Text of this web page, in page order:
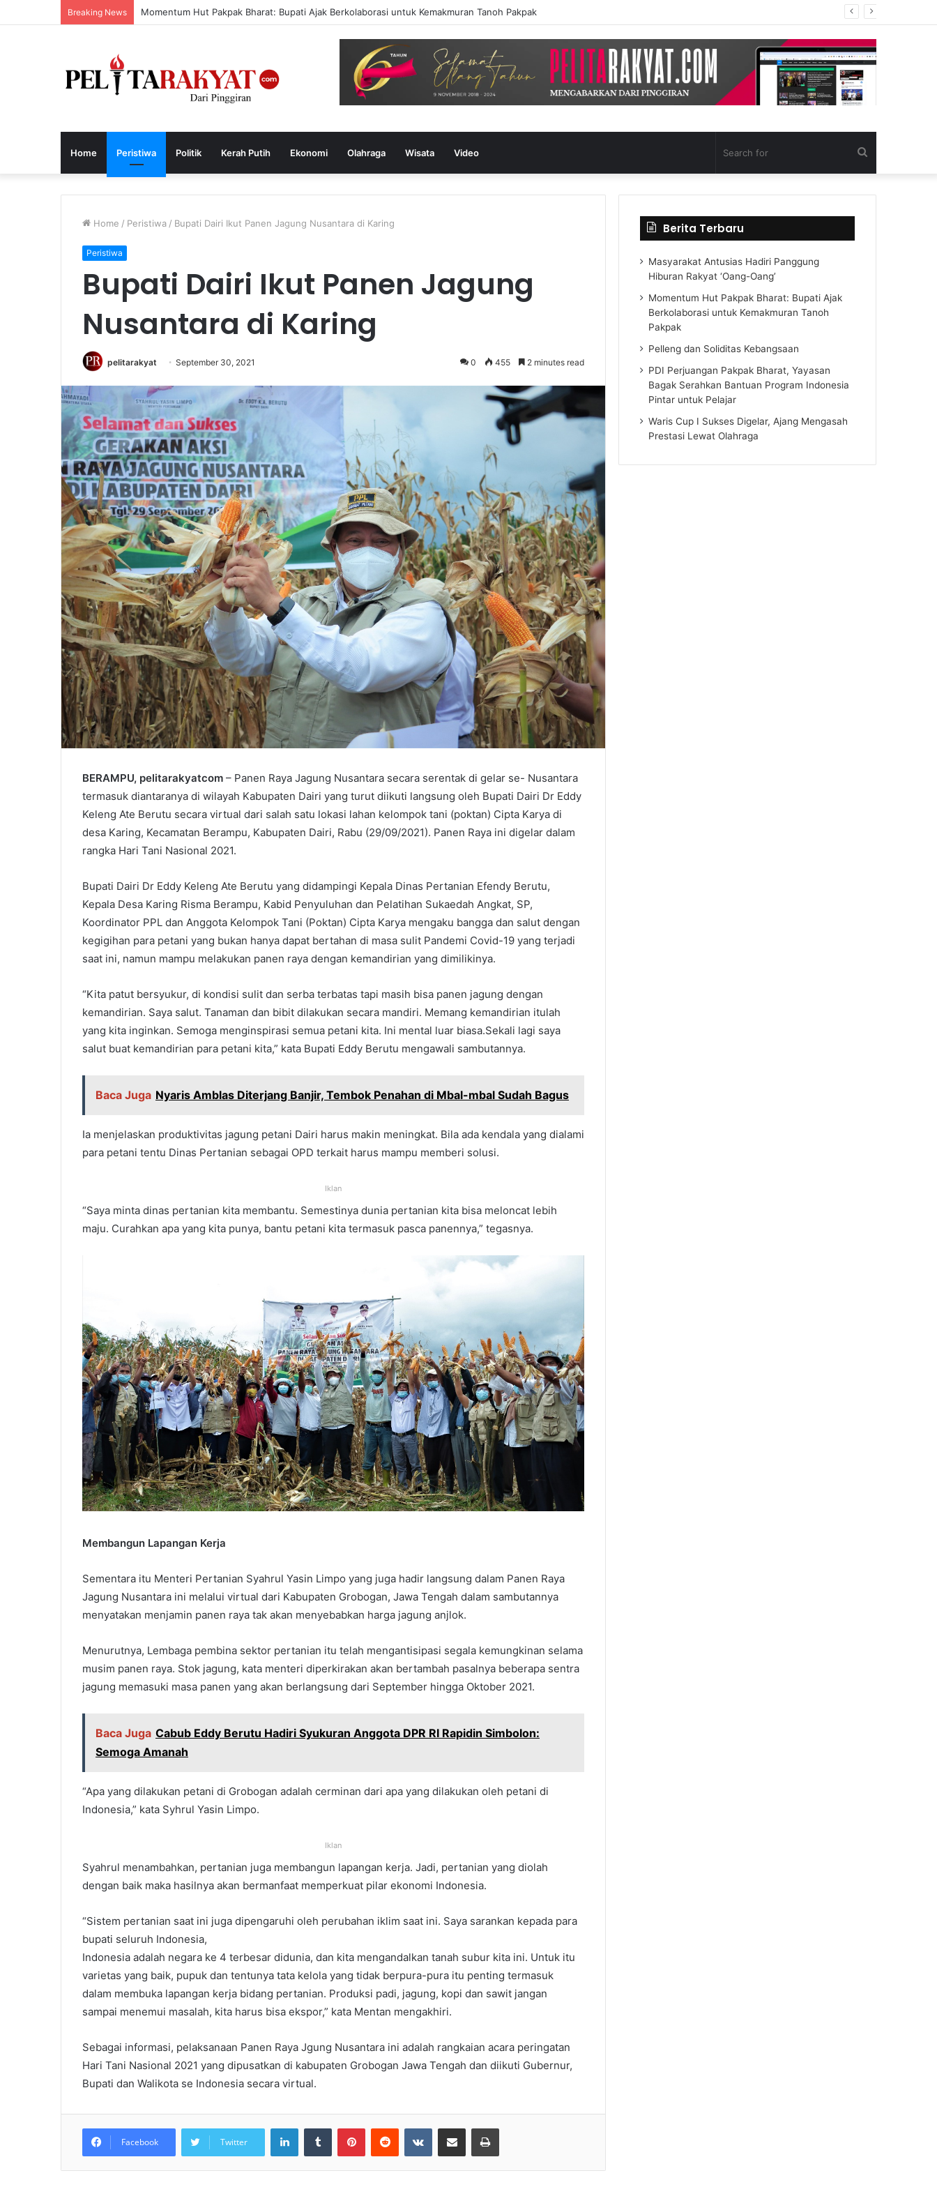
Breaking News Pelleng dan Soliditas Kebangsaan
Home Peristiwa Politik Kerah Putih Ekonomi Olahraga Wisata Video
for
Home / Peristiwa / Bupati Dairi Ikut Panen Jagung Nusantara di Karing
Peristiwa
Bupati Dairi Ikut Panen Jagung
Nusantara di Karing
pelitarakyat September 30, 2021 0 455 2 minutes read
BERAMPU, pelitarakyatcom – Panen Raya Jagung Nusantara secara serentak di gelar se- Nusantara
termasuk diantaranya di wilayah Kabupaten Dairi yang turut diikuti langsung oleh Bupati Dairi Dr Eddy
Keleng Ate Berutu secara virtual dari salah satu lokasi lahan kelompok tani (poktan) Cipta Karya di
desa Karing, Kecamatan Berampu, Kabupaten Dairi, Rabu (29/09/2021). Panen Raya ini digelar dalam
rangka Hari Tani Nasional 2021.
Bupati Dairi Dr Eddy Keleng Ate Berutu yang didampingi Kepala Dinas Pertanian Efendy Berutu,
Kepala Desa Karing Risma Berampu, Kabid Penyuluhan dan Pelatihan Sukaedah Angkat, SP,
Koordinator PPL dan Anggota Kelompok Tani (Poktan) Cipta Karya mengaku bangga dan salut dengan
kegigihan para petani yang bukan hanya dapat bertahan di masa sulit Pandemi Covid-19 yang terjadi
saat ini, namun mampu melakukan panen raya dengan kemandirian yang dimilikinya.
“Kita patut bersyukur, di kondisi sulit dan serba terbatas tapi masih bisa panen jagung dengan
kemandirian. Saya salut. Tanaman dan bibit dilakukan secara mandiri. Memang kemandirian itulah
yang kita inginkan. Semoga menginspirasi semua petani kita. Ini mental luar biasa.Sekali lagi saya
salut buat kemandirian para petani kita,” kata Bupati Eddy Berutu mengawali sambutannya.
Baca Juga Nyaris Amblas Diterjang Banjir, Tembok Penahan di Mbal-mbal Sudah Bagus
Ia menjelaskan produktivitas jagung petani Dairi harus makin meningkat. Bila ada kendala yang dialami
para petani tentu Dinas Pertanian sebagai OPD terkait harus mampu memberi solusi.
Iklan
“Saya minta dinas pertanian kita membantu. Semestinya dunia pertanian kita bisa meloncat lebih
maju. Curahkan apa yang kita punya, bantu petani kita termasuk pasca panennya,” tegasnya.
Membangun Lapangan Kerja
Sementara itu Menteri Pertanian Syahrul Yasin Limpo yang juga hadir langsung dalam Panen Raya
Jagung Nusantara ini melalui virtual dari Kabupaten Grobogan, Jawa Tengah dalam sambutannya
menyatakan menjamin panen raya tak akan menyebabkan harga jagung anjlok.
Menurutnya, Lembaga pembina sektor pertanian itu telah mengantisipasi segala kemungkinan selama
musim panen raya. Stok jagung, kata menteri diperkirakan akan bertambah pasalnya beberapa sentra
jagung memasuki masa panen yang akan berlangsung dari September hingga Oktober 2021.
Baca Juga Cabub Eddy Berutu Hadiri Syukuran Anggota DPR RI Rapidin Simbolon:
Semoga Amanah
“Apa yang dilakukan petani di Grobogan adalah cerminan dari apa yang dilakukan oleh petani di
Indonesia,” kata Syhrul Yasin Limpo.
Iklan
Syahrul menambahkan, pertanian juga membangun lapangan kerja. Jadi, pertanian yang diolah
dengan baik maka hasilnya akan bermanfaat memperkuat pilar ekonomi Indonesia.
“Sistem pertanian saat ini juga dipengaruhi oleh perubahan iklim saat ini. Saya sarankan kepada para
bupati seluruh Indonesia,
Indonesia adalah negara ke 4 terbesar didunia, dan kita mengandalkan tanah subur kita ini. Untuk itu
varietas yang baik, pupuk dan tentunya tata kelola yang tidak berpura-pura itu penting termasuk
dalam membuka lapangan kerja bidang pertanian. Produksi padi, jagung, kopi dan sawit jangan
sampai menemui masalah, kita harus bisa ekspor,” kata Mentan mengakhiri.
Sebagai informasi, pelaksanaan Panen Raya Jgung Nusantara ini adalah rangkaian acara peringatan
Hari Tani Nasional 2021 yang dipusatkan di kabupaten Grobogan Jawa Tengah dan diikuti Gubernur,
Bupati dan Walikota se Indonesia secara virtual.
Facebook Twitter
Berita Terbaru
Masyarakat Antusias Hadiri Panggung
Hiburan Rakyat ‘Oang-Oang’
Momentum Hut Pakpak Bharat: Bupati Ajak
Berkolaborasi untuk Kemakmuran Tanoh
Pakpak
Pelleng dan Soliditas Kebangsaan
PDI Perjuangan Pakpak Bharat, Yayasan
Bagak Serahkan Bantuan Program Indonesia
Pintar untuk Pelajar
Waris Cup I Sukses Digelar, Ajang Mengasah
Prestasi Lewat Olahraga